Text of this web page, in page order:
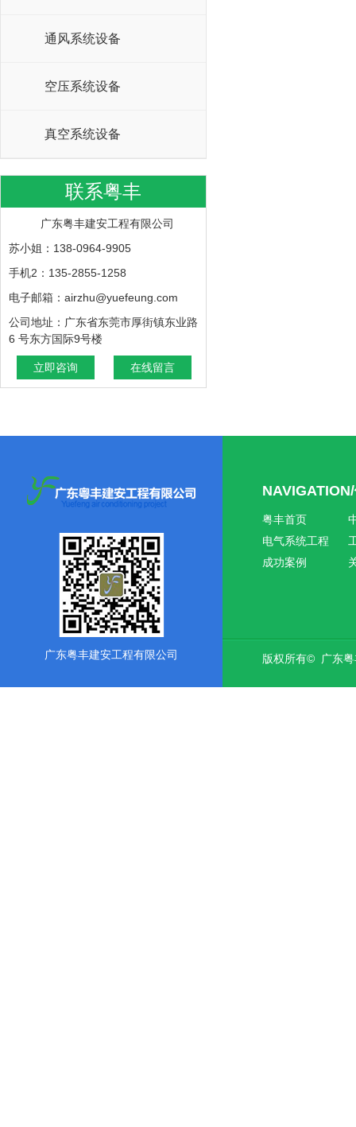
通风系统设备
空压系统设备
真空系统设备
联系粤丰
广东粤丰建安工程有限公司
苏小姐：138-0964-9905
手机2：135-2855-1258
电子邮箱：airzhu@yuefeung.com
公司地址：广东省东莞市厚街镇东业路
6 号东方国际9号楼
立即咨询 在线留言
广东粤丰建安工程有限公司
粤丰首页
电气系统工程
成功案例
版权所有© 广东